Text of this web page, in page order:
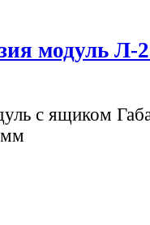
модуль Л-
с ящиком